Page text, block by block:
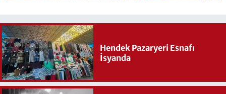
Hendek Pazaryeri Esnafı
İsyanda